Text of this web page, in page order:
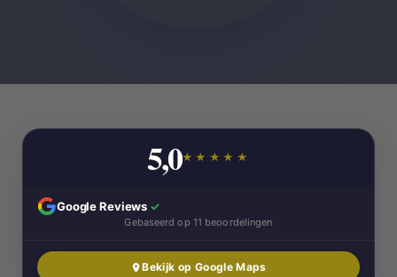
5,0★★★★★
Google Reviews ✓
Gebaseerd op 11 beoordelingen
Bekijk op Google Maps